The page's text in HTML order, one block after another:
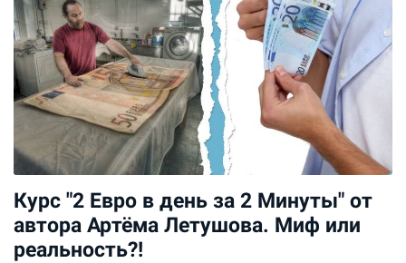
Курс "2 Евро в день за 2 Минуты" от
автора Артёма Летушова. Миф или
реальность?!